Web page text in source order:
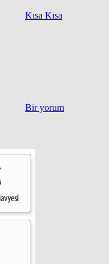
Kısa Kısa
Bir yorum